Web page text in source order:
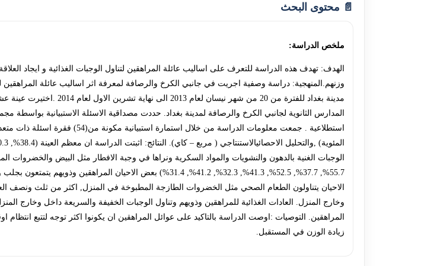
📄 محتوى البحث
ملخص الدراسة:
الهدف: تهدف هذه الدراسة للتعرف على اساليب عائلة المراهقين لتناول الوجبات الغذائية و ايجاد
وزنهم.المنهجية: دراسة وصفية اجريت في جانبي الكرخ والرصافة لمعرفة اثر اساليب عائلة
المدارس الثانوية لجانبي الكرخ والرصافة لمدينة بغداد. حددت مصداقية الاسئلة الاستبيانية
استطلاعية . جمعت معلومات الدراسة من
55.7%, 37.7%, 52.5%, 41.3%, 32.3%, 41.2%, 31.4%) بعض الاحيان
وخارج المنزل. العادات الغذائية للمراهقين وذويهم وتناول الوجبات الخفيفة والسريعة داخل وخارج
المراهقين. التوصيات :اوصت الدراسة بالتاكيد على عوائل المراهقين ان يكونوا اكثر توجه لتتبع
زيادة الوزن في المستقبل.